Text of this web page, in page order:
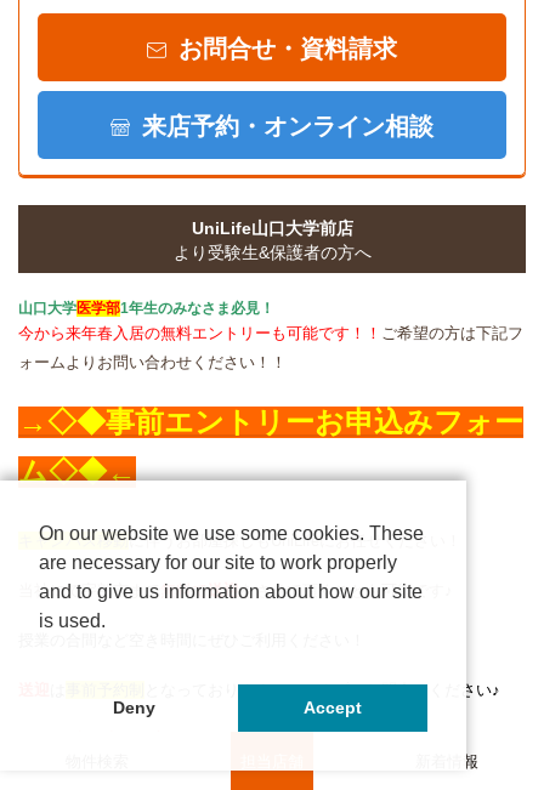
お問合せ・資料請求
来店予約・オンライン相談
UniLife山口大学前店
より受験生&保護者の方へ
山口大学医学部1年生のみなさま必見！
今から来年春入居の無料エントリーも可能です！！ ご希望の方は下記フ
ォームよりお問い合わせください！！
→◇◆事前エントリーお申込みフォー
ム◇◆←
キャンパス移動に伴うお部屋探しもUniLifeにお任せください！
当社にて宇部市まで 無料で送迎をさせて頂くことも可能です♪
となっておりますので、まずはお問合せください♪
新着情報
On our website we use some cookies. These
are necessary for our site to work properly
and to give us information about how our site
is used.
Deny Accept